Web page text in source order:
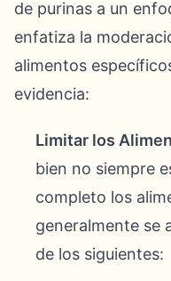
de purinas a un
enfatiza la
alimentos
evidencia:
Limitar los
bien no siempre
completo los
generalmente se
de los siguientes: